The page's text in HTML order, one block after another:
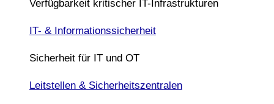
Verfügbarkeit kritischer IT-Infrastrukturen
IT- & Informationssicherheit
Sicherheit für IT und OT
Leitstellen & Sicherheitszentralen